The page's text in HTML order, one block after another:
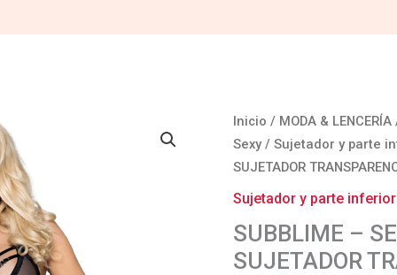
Inicio / MODA & LENCERÍA
Sexy/Sujetador y parte
SUJETADOR
Sujetador y parte inferior
SUBBLIME –
SUJETADOR
SUBBLIME
-
SET
DOS
SUJETADOR
TRANSPARENCIAS